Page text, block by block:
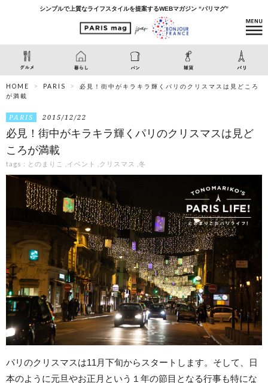
シンプルで上質なライフスタイルを提案するWEBマガジン “パリマグ”
HOME PARIS
必見！街中がキラキラ輝くパリのクリスマスは見どころ
が満載
PARIS 2015/12/22
必見！街中がキラキラ輝くパリのクリスマスは見ど
ころが満載
tags : とのまりこ イベント クリスマス 冬
パリのクリスマスは11月下旬からスタートします。そして、日
本のように元旦やお正月という１年の節目となる行事も特にな